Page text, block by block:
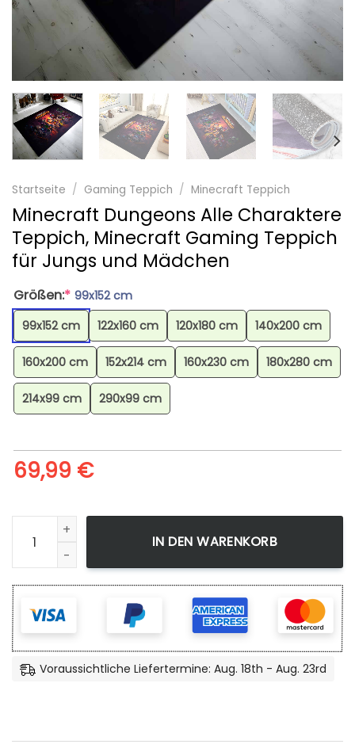
Startseite / Gaming Teppich / Minecraft Teppich
Minecraft Dungeons Alle Charaktere
Teppich, Minecraft Gaming Teppich
für Jungs und Mädchen
Größen:* 99x152 cm
99x152 cm
122x160 cm 120x180 cm 140x200 cm
160x200 cm 152x214 cm 160x230 cm 180x280 cm
214x99 cm 290x99 cm
69,99 €
Minecraft Dungeons Alle Charaktere Teppich, Minecraft
IN DEN WARENKORB
Voraussichtliche Liefertermine: Aug. 18th - Aug. 23rd